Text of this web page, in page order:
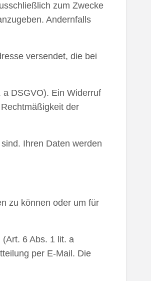
zum Zwecke
Andernfalls
versendet, die bei
DSGVO). Ein Widerruf
der
Ihren Daten werden
zu können oder um für
6 Abs. 1 lit. a
per E-Mail. Die